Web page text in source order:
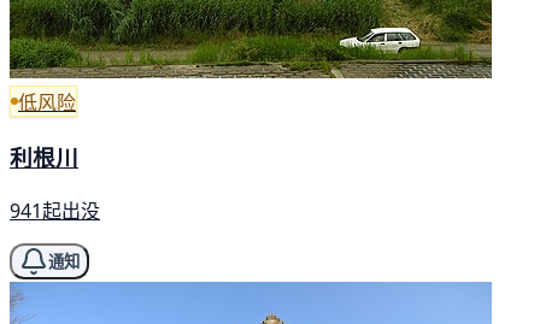
低风险
利根川
941起出没
通知